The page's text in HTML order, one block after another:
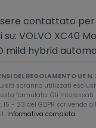
DEL REGOLAMENTO UE
saranno utilizzati
formulata. Gli Interessati
- 23 del GDPR scrivendo
Informativa completa.